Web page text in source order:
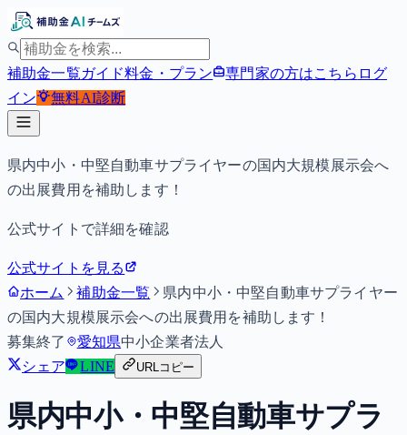
補助金一覧ガイド料金・プラン 専門家の方はこちら ログ
イン
無料AI診断
県内中小・中堅自動車サプライヤーの国内大規模展示会へ
の出展費用を補助します！
公式サイトで詳細を確認
公式サイトを見る
ホーム
補助金一覧
県内中小・中堅自動車サプライヤー
の国内大規模展示会への出展費用を補助します！
募集終了
愛知県中小企業者法人
シェア
LINE URLコピー
県内中小・中堅自動車サプラ